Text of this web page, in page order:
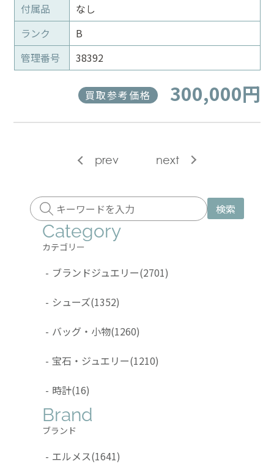
付属品
なし
ランク
B
管理番号
38392
買取参考価格 300,000円
prev next
検索
Category
カテゴリー
- ブランドジュエリー(2701)
- シューズ(1352)
- バッグ・小物(1260)
- 宝石・ジュエリー(1210)
- 時計(16)
Brand
ブランド
- エルメス(1641)